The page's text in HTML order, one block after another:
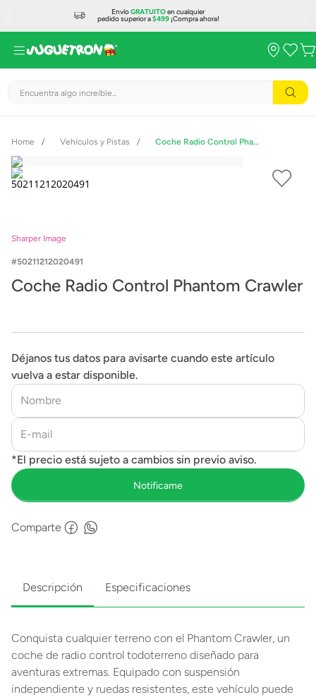
EnvíoGRATUITOen cualquier
pedido superior a$499¡Compra ahora!
Encuentra algo increíble...
Vehículos y Pistas Coche Radio Control Phantom Crawler
Sharper Image
50211212020491
Coche Radio Control Phantom Crawler
Déjanos tus datos para avisarte cuando este artículo
vuelva a estar disponible.
Comparte
Descripción Especificaciones
Conquista cualquier terreno con el Phantom Crawler, un
coche de radio control todoterreno diseñado para
aventuras extremas. Equipado con suspensión
independiente y ruedas resistentes, este vehículo puede